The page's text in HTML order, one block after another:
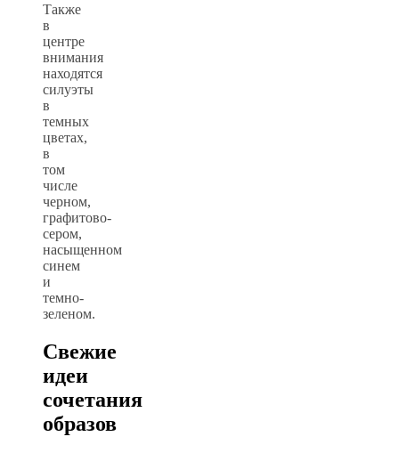
Также
в
центре
внимания
находятся
силуэты
в
темных
цветах,
в
том
числе
черном,
графитово-
сером,
насыщенном
синем
и
темно-
зеленом.
Свежие
идеи
сочетания
образов